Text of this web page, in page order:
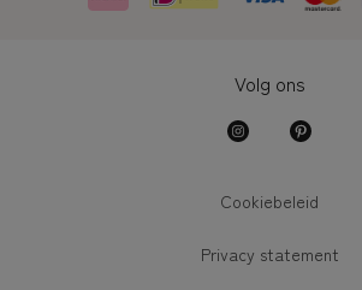
Volg ons
Cookiebeleid
Privacy statement